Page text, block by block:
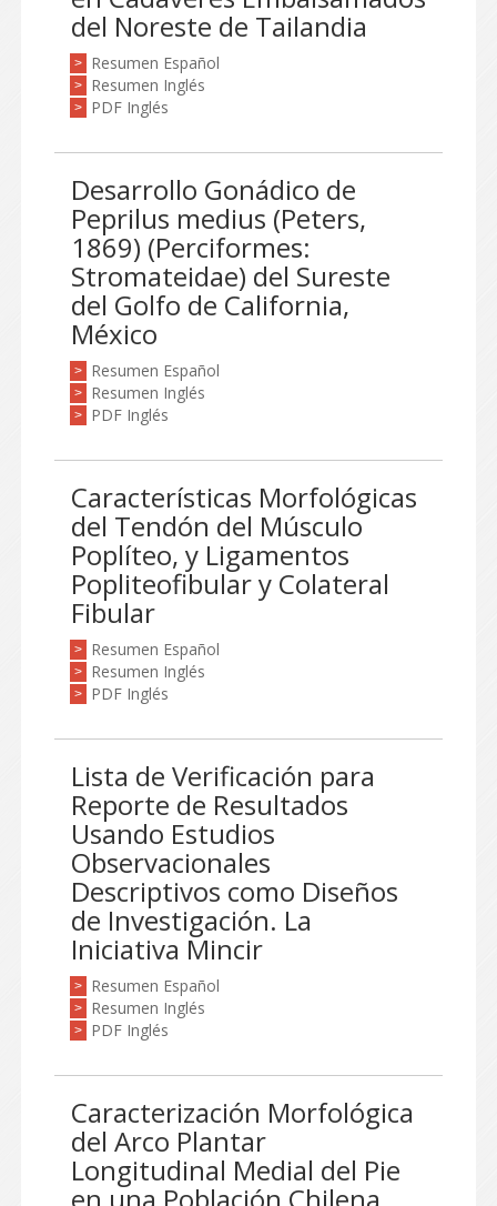
del Noreste de Tailandia
> Resumen Español
> Resumen Inglés
> PDF Inglés
Desarrollo Gonádico de
Peprilus medius (Peters,
1869) (Perciformes:
Stromateidae) del Sureste
del Golfo de California,
México
> Resumen Español
> Resumen Inglés
> PDF Inglés
Características Morfológicas
del Tendón del Músculo
Poplíteo, y Ligamentos
Popliteofibular y Colateral
Fibular
> Resumen Español
> Resumen Inglés
> PDF Inglés
Lista de Verificación para
Reporte de Resultados
Usando Estudios
Observacionales
Descriptivos como Diseños
de Investigación. La
Iniciativa Mincir
> Resumen Español
> Resumen Inglés
> PDF Inglés
Caracterización Morfológica
del Arco Plantar
Longitudinal Medial del Pie